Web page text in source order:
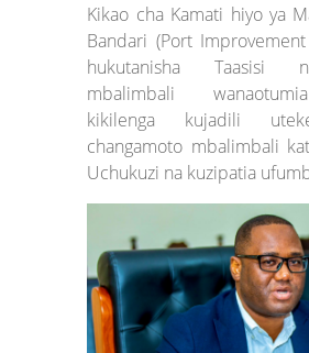
Kikao cha Kamati hiyo ya
Bandari (Port
hukutanisha Taasisi
mbalimbali
kikilenga kujadili
changamoto mbalimbali
Uchukuzi na kuzipatia